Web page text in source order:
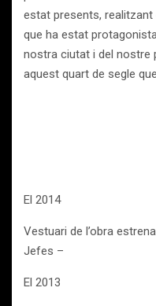
estat presents,
que ha estat
nostra ciutat i del nostre
aquest quart de segle
El 2014
Vestuari de l’obra
Jefes –
El 2013